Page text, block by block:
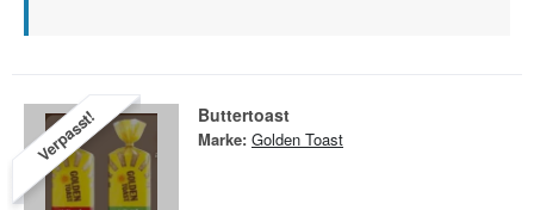
Verpasst! Buttertoast
Marke: Golden Toast